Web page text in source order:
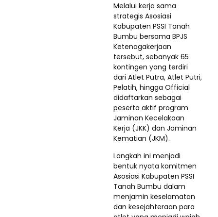
Melalui kerja sama
strategis Asosiasi
Kabupaten PSSI Tanah
Bumbu bersama BPJS
Ketenagakerjaan
tersebut, sebanyak 65
kontingen yang terdiri
dari Atlet Putra, Atlet Putri,
Pelatih, hingga Official
didaftarkan sebagai
peserta aktif program
Jaminan Kecelakaan
Kerja (JKK) dan Jaminan
Kematian (JKM).
Langkah ini menjadi
bentuk nyata komitmen
Asosiasi Kabupaten PSSI
Tanah Bumbu dalam
menjamin keselamatan
dan kesejahteraan para